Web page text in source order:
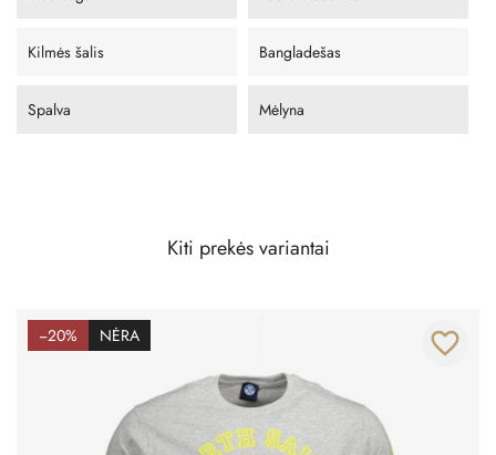
Kilmės šalis Bangladešas
Spalva Mėlyna
Kiti prekės variantai
−20% NĖRA favorite_border